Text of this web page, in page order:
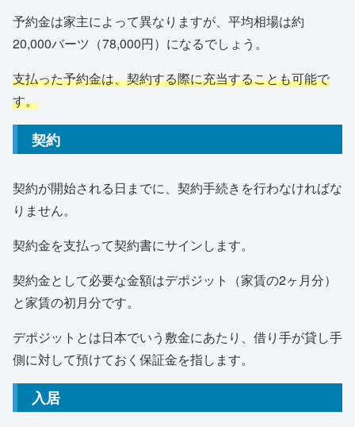
予約金は家主によって異なりますが、平均相場は約
20,000バーツ（78,000円）になるでしょう。
支払った予約金は、契約する際に充当することも可能で
す。
契約
契約が開始される日までに、契約手続きを行わなければな
りません。
契約金を支払って契約書にサインします。
契約金として必要な金額はデポジット（家賃の2ヶ月分）
と家賃の初月分です。
デポジットとは日本でいう敷金にあたり、借り手が貸し手
側に対して預けておく保証金を指します。
入居